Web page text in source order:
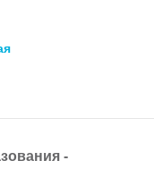
-